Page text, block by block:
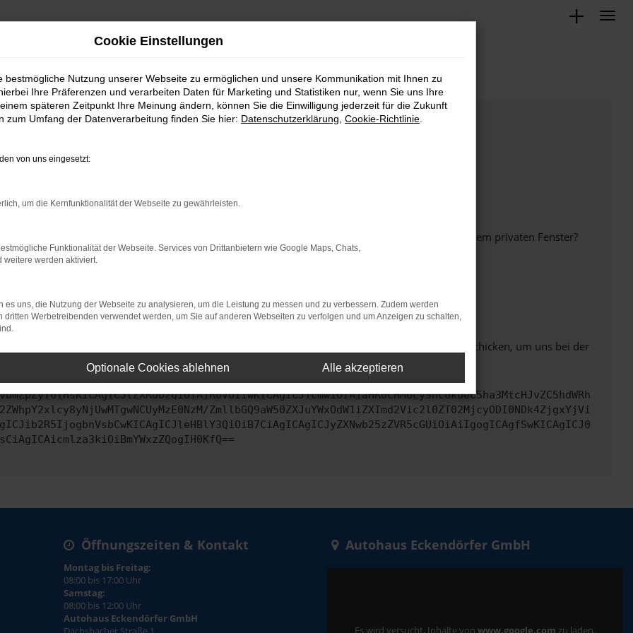
bestimmter Seiten verhindern. Funktioniert die Seite in einem anderen Browser oder in einem privaten Fenster?
beheben.
auf dem neuesten Stand sind.
kann auch dazu führen, dass bestimmte Funktionen nicht mehr unterstützt werden.
uns bitte. Wir werden versuchen, das Problem zu beheben. Du kannst uns diesen Text schicken, um uns bei der
ZmllbGQ9aW50ZXJuYWxOdW1iZXImd2Vic2l0ZT02MjcyODI0NDk4ZjgxYjVi
Öffnungszeiten & Kontakt
Montag bis Freitag:
08:00 bis 17:00 Uhr
Samstag:
08:00 bis 12:00 Uhr
Autohaus Eckendörfer GmbH
Autohaus Eckendörfer GmbH
Es wird versucht, Inhalte von www.google.com zu laden.
Cookie Einstellungen
bestmögliche Nutzung unserer Webseite zu ermöglichen und unsere Kommunikation mit Ihnen zu
Ihre Präferenzen und verarbeiten Daten für Marketing und Statistiken nur, wenn Sie uns Ihre
späteren Zeitpunkt Ihre Meinung ändern, können Sie die Einwilligung jederzeit für die Zukunft
zum Umfang der Datenverarbeitung finden Sie hier: Datenschutzerklärung Cookie-Richtlinie
von uns eingesetzt:
um die Kernfunktionalität der Webseite zu gewährleisten.
Funktionalität der Webseite. Services von Drittanbietern wie Google Maps, Chats,
weitere werden aktiviert.
es uns, die Nutzung der Webseite zu analysieren, um die Leistung zu messen und zu verbessern. Zudem werden
dritten Werbetreibenden verwendet werden, um Sie auf anderen Webseiten zu verfolgen und um Anzeigen zu schalten,
Optionale Cookies ablehnen Alle akzeptieren